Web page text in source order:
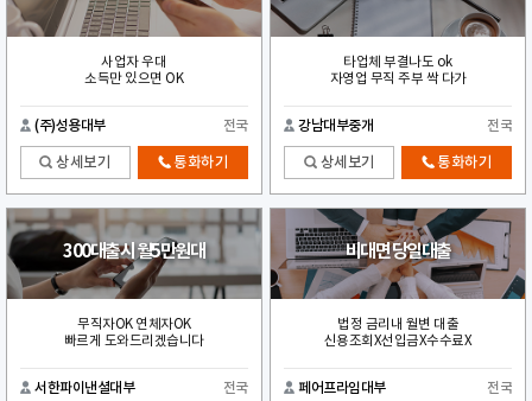
사업자 우대
소득만 있으면 OK
(주)성용대부 전국
상세보기 통화하기
타업체 부결나도 ok
자영업 무직 주부 싹 다가
강남대부중개 전국
상세보기 통화하기
300대출시 월5만원대
무직자OK 연체자OK
빠르게 도와드리겠습니다
서한파이낸셜대부 전국
비대면 당일대출
법정 금리내 월변 대출
신용조회X선입금X수수료X
페어프라임대부 전국